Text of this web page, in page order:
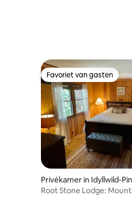
Favoriet van gasten
Favoriet van gasten
Privékamer in Idyllwild-
ve
Root Stone Lodge: